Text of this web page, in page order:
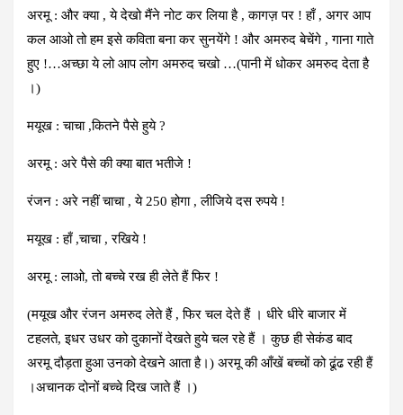
अरमू : और क्या , ये देखो मैंने नोट कर लिया है , कागज़ पर ! हाँ , अगर आप
कल आओ तो हम इसे कविता बना कर सुनयेंगे ! और अमरुद बेचेंगे , गाना गाते
हुए !…अच्छा ये लो आप लोग अमरुद चखो …(पानी में धोकर अमरुद देता है
।)
मयूख : चाचा ,कितने पैसे हुये ?
अरमू : अरे पैसे की क्या बात भतीजे !
रंजन : अरे नहीं चाचा , ये 250 होगा , लीजिये दस रुपये !
मयूख : हाँ ,चाचा , रखिये !
अरमू : लाओ, तो बच्चे रख ही लेते हैं फिर !
(मयूख और रंजन अमरुद लेते हैं , फिर चल देते हैं । धीरे धीरे बाजार में
टहलते, इधर उधर को दुकानों देखते हुये चल रहे हैं । कुछ ही सेकंड बाद
अरमू दौड़ता हुआ उनको देखने आता है।) अरमू की आँखें बच्चों को ढूंढ रही हैं
।अचानक दोनों बच्चे दिख जाते हैं ।)